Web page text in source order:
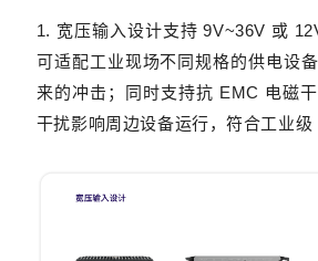
1. 宽压输入设计支持 9V~36V 或
可适配工业现场不同规格的供电设
来的冲击；同时支持抗 EMC 电磁
干扰影响周边设备运行，符合工业级